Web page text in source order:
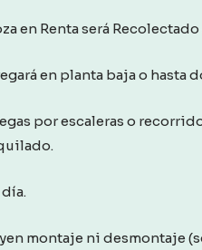
en Renta será
en planta baja o hasta
por escaleras o
montaje ni desmontaje